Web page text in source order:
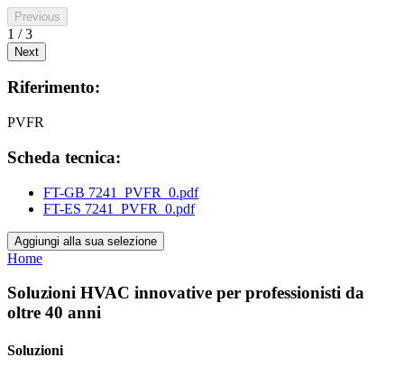
Previous
1 / 3
Next
Riferimento:
PVFR
Scheda tecnica:
FT-GB 7241_PVFR_0.pdf
FT-ES 7241_PVFR_0.pdf
Aggiungi alla sua selezione
Home
Soluzioni HVAC innovative per professionisti da
oltre 40 anni
Soluzioni